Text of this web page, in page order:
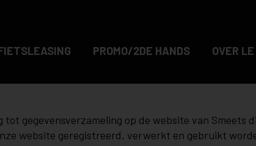
PROMO/2DE HANDS OVER
gegevensverzameling op de website van Smeets
website geregistreerd, verwerkt en gebruikt